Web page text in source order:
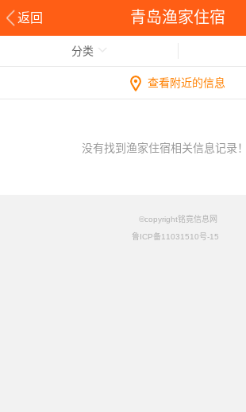
返回 青岛渔家住宿
分类
查看附近的信息
没有找到渔家住宿相关信息记录！
©copyright铭竟信息网
鲁ICP备11031510号-15